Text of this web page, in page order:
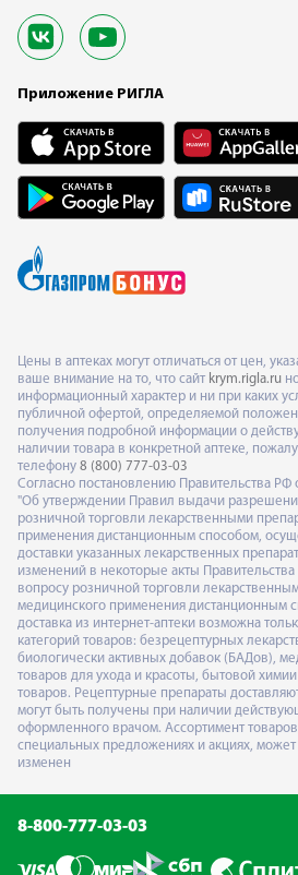
Приложение РИГЛА
Цены в аптеках могут отличаться от цен,
ваше внимание на то, что сайт krym.rigla.ru
информационный характер и ни при каких
публичной офертой, определяемой
получения подробной информации о
наличии товара в конкретной аптеке,
телефону 8 (800) 777-03-03
Согласно постановлению Правительства
"Об утверждении Правил выдачи
розничной торговли лекарственными
применения дистанционным способом,
доставки указанных лекарственных
изменений в некоторые акты
вопросу розничной торговли
медицинского применения дистанционным
доставка из интернет-аптеки возможна
категорий товаров: безрецептурных
биологически активных добавок (БАДов),
товаров для ухода и красоты, бытовой
товаров. Рецептурные препараты
могут быть получены при наличии
оформленного врачом. Ассортимент
специальных предложениях и акциях,
изменен
8-800-777-03-03